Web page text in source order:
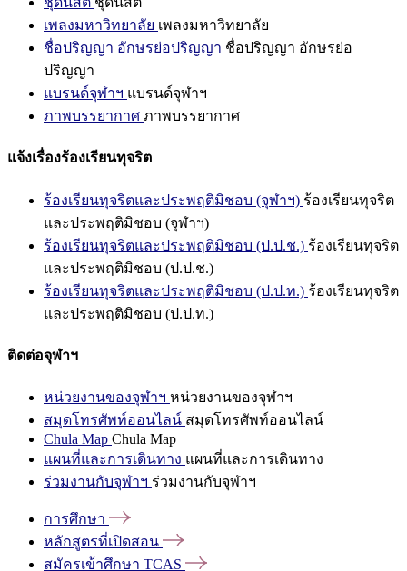
เพลงมหาวิทยาลัย เพลงมหาวิทยาลัย
ชื่อปริญญา อักษรย่อปริญญา ชื่อปริญญา อักษรย่อ
ปริญญา
แบรนด์จุฬาฯ แบรนด์จุฬาฯ
ภาพบรรยากาศ ภาพบรรยากาศ
แจ้งเรื่องร้องเรียนทุจริต
ร้องเรียนทุจริตและประพฤติมิชอบ (จุฬาฯ) ร้องเรียนทุจริต
และประพฤติมิชอบ (จุฬาฯ)
ร้องเรียนทุจริตและประพฤติมิชอบ (ป.ป.ช.) ร้องเรียนทุจริต
และประพฤติมิชอบ (ป.ป.ช.)
ร้องเรียนทุจริตและประพฤติมิชอบ (ป.ป.ท.) ร้องเรียนทุจริต
และประพฤติมิชอบ (ป.ป.ท.)
ติดต่อจุฬาฯ
หน่วยงานของจุฬาฯ หน่วยงานของจุฬาฯ
สมุดโทรศัพท์ออนไลน์ สมุดโทรศัพท์ออนไลน์
Chula Map Chula Map
แผนที่และการเดินทาง แผนที่และการเดินทาง
ร่วมงานกับจุฬาฯ ร่วมงานกับจุฬาฯ
การศึกษา
หลักสูตรที่เปิดสอน
สมัครเข้าศึกษา TCAS